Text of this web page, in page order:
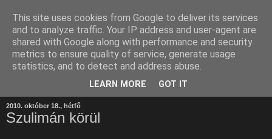
2010. október 18., hétfő
Szulimán körül
This site uses cookies from Google to deliver its services
and to analyze traffic. Your IP address and user-agent are
shared with Google along with performance and security
metrics to ensure quality of service, generate usage
statistics, and to detect and address abuse.
LEARN MORE GOT IT